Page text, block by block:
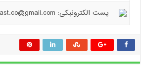
پست الکترونیکی: hiradplast.co@gmail.com